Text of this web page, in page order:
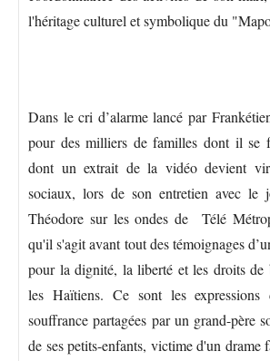
l'héritage culturel et symbolique du
Dans le cri d’alarme lancé par
pour des milliers de familles dont il se
dont un extrait de la vidéo devient
sociaux, lors de son entretien avec le
Théodore sur les ondes de Télé
qu'il s'agit avant tout des témoignages
pour la dignité, la liberté et les droits de
les Haïtiens. Ce sont les expressions
souffrance partagées par un grand-père
de ses petits-enfants, victime d'un